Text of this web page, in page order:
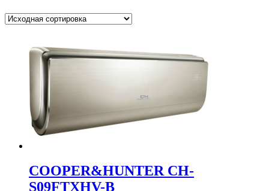
COOPER&HUNTER CH-
S09FTXHV-B